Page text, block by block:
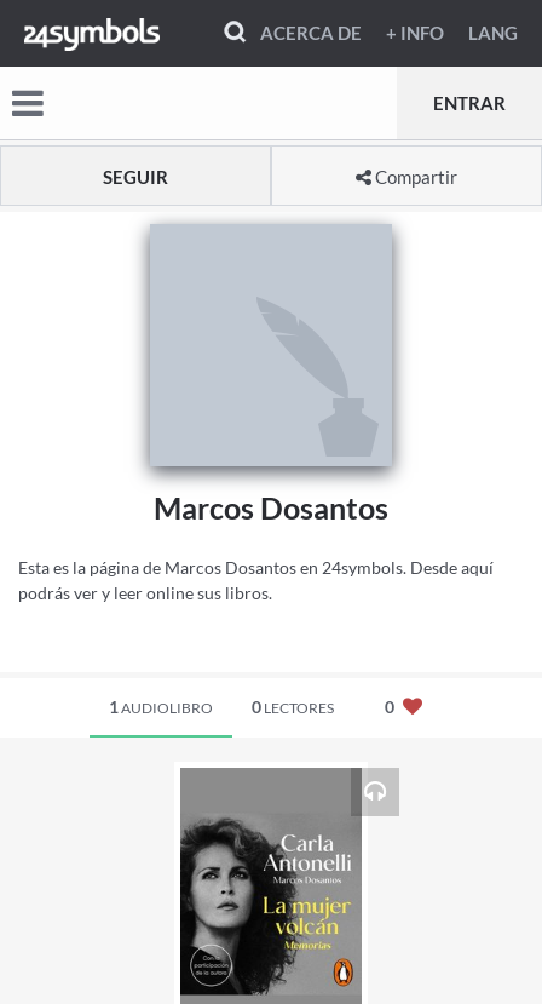
ACERCA DE + INFO LANG
ENTRAR
SEGUIR Compartir
Marcos Dosantos
Esta es la página de Marcos Dosantos en 24symbols. Desde aquí
podrás ver y leer online sus libros.
1 AUDIOLIBRO 0 LECTORES 0